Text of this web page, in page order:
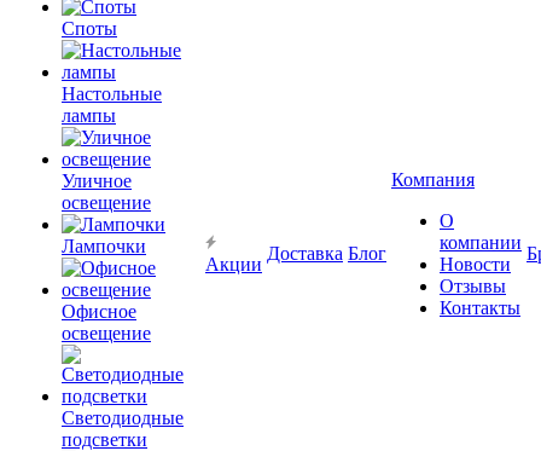
Споты
Настольные
лампы
Уличное
освещение
Лампочки
Офисное
освещение
Светодиодные
подсветки
Акции
Доставка Блог
Компания
О
компании
Новости
Отзывы
Контакты